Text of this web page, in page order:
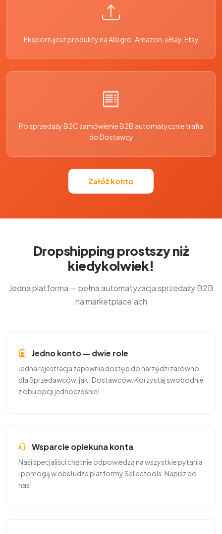
Eksportujesz produkty na Allegro, Amazon, eBay, Etsy
Po sprzedaży B2C zamówienie B2B automatycznie trafia
do Dostawcy
Załóż konto
Dropshipping prostszy niż
kiedykolwiek!
Jedna platforma — pełna automatyzacja sprzedaży B2B
na marketplace'ach
Jedno konto — dwie role
Jedna rejestracja zapewnia dostęp do narzędzi zarówno
dla Sprzedawców, jak i Dostawców. Korzystaj swobodnie
z obu opcji jednocześnie!
Wsparcie opiekuna konta
Nasi specjaliści chętnie odpowiedzą na wszystkie pytania
i pomogą w obsłudze platformy Selleetools. Napisz do
nas!